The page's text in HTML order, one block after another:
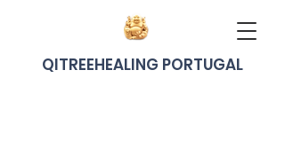
QITREEHEALING PORTUGAL